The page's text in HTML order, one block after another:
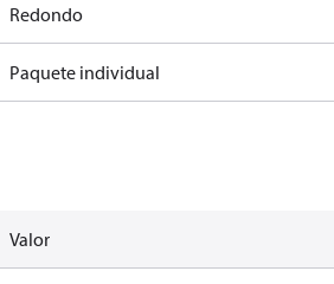
Redondo
Paquete individual
Valor